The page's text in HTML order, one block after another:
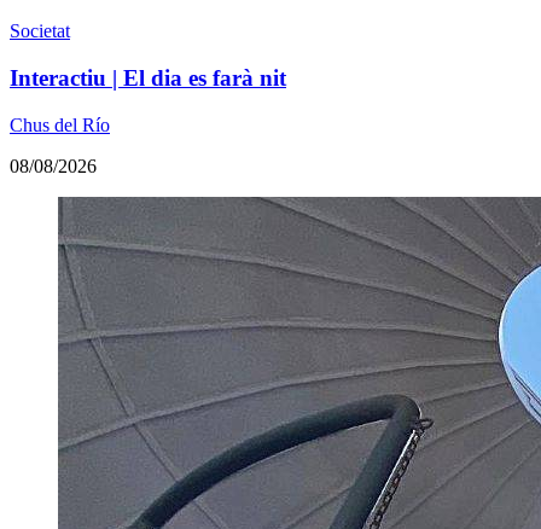
Societat
Interactiu | El dia es farà nit
Chus del Río
08/08/2026